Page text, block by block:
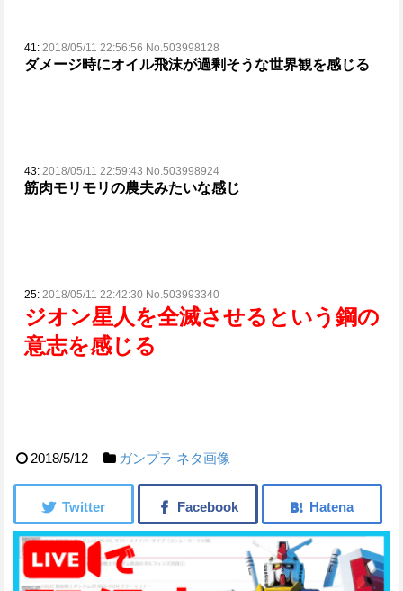
41: 2018/05/11 22:56:56 No.503998128
ダメージ時にオイル飛沫が過剰そうな世界観を感じる
43: 2018/05/11 22:59:43 No.503998924
筋肉モリモリの農夫みたいな感じ
25: 2018/05/11 22:42:30 No.503993340
ジオン星人を全滅させるという鋼の
意志を感じる
2018/5/12 ガンプラ ネタ画像